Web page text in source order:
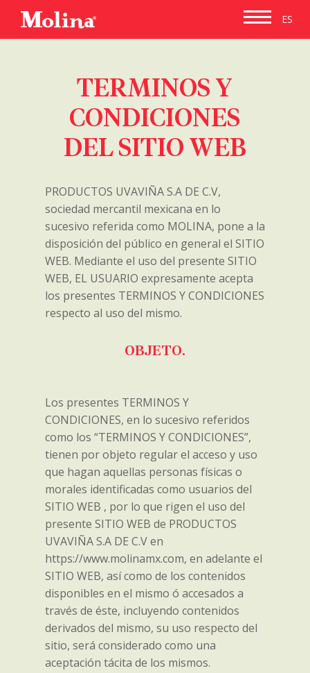
ES
TERMINOS Y
CONDICIONES
DEL SITIO WEB
PRODUCTOS UVAVIÑA S.A DE C.V,
sociedad mercantil mexicana en lo
sucesivo referida como MOLINA, pone a la
disposición del público en general el SITIO
WEB. Mediante el uso del presente SITIO
WEB, EL USUARIO expresamente acepta
los presentes TERMINOS Y CONDICIONES
respecto al uso del mismo.
OBJETO.
Los presentes TERMINOS Y
CONDICIONES, en lo sucesivo referidos
como los “TERMINOS Y CONDICIONES”,
tienen por objeto regular el acceso y uso
que hagan aquellas personas físicas o
morales identificadas como usuarios del
SITIO WEB , por lo que rigen el uso del
presente SITIO WEB de PRODUCTOS
UVAVIÑA S.A DE C.V en
https://www.molinamx.com, en adelante el
SITIO WEB, así como de los contenidos
disponibles en el mismo ó accesados a
través de éste, incluyendo contenidos
derivados del mismo, su uso respecto del
sitio, será considerado como una
aceptación tácita de los mismos.